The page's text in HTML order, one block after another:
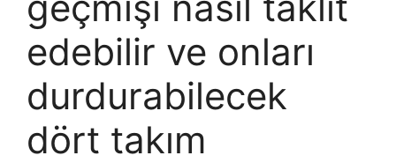
edebilir ve onları
durdurabilecek
dört takım